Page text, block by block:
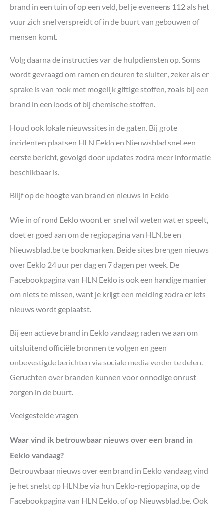
brand in een tuin of op een veld, bel je eveneens 112 als het
vuur zich snel verspreidt of in de buurt van gebouwen of
mensen komt.
Volg daarna de instructies van de hulpdiensten op. Soms
wordt gevraagd om ramen en deuren te sluiten, zeker als er
sprake is van rook met mogelijk giftige stoffen, zoals bij een
brand in een loods of bij chemische stoffen.
Houd ook lokale nieuwssites in de gaten. Bij grote
incidenten plaatsen HLN Eeklo en Nieuwsblad snel een
eerste bericht, gevolgd door updates zodra meer informatie
beschikbaar is.
Blijf op de hoogte van brand en nieuws in Eeklo
Wie in of rond Eeklo woont en snel wil weten wat er speelt,
doet er goed aan om de regiopagina van HLN.be en
Nieuwsblad.be te bookmarken. Beide sites brengen nieuws
over Eeklo 24 uur per dag en 7 dagen per week. De
Facebookpagina van HLN Eeklo is ook een handige manier
om niets te missen, want je krijgt een melding zodra er iets
nieuws wordt geplaatst.
Bij een actieve brand in Eeklo vandaag raden we aan om
uitsluitend officiële bronnen te volgen en geen
onbevestigde berichten via sociale media verder te delen.
Geruchten over branden kunnen voor onnodige onrust
zorgen in de buurt.
Veelgestelde vragen
Waar vind ik betrouwbaar nieuws over een brand in
Eeklo vandaag?
Betrouwbaar nieuws over een brand in Eeklo vandaag vind
je het snelst op HLN.be via hun Eeklo-regiopagina, op de
Facebookpagina van HLN Eeklo, of op Nieuwsblad.be. Ook